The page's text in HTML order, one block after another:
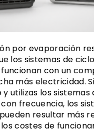
por evaporación
los sistemas de
con un
más electricidad.
utilizas los sistemas
frecuencia, los
resultar más
costes de